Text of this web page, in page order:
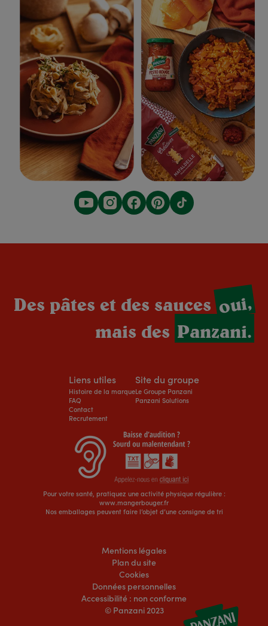
Des pâtes et des saucesoui,
mais des Panzani.
Liens utiles
Histoire de la marque
FAQ
Contact
Recrutement
Site du groupe
Le Groupe Panzani
Panzani Solutions
Pour votre santé, pratiquez une activité physique régulière :
www.mangerbouger.fr
Nos emballages peuvent faire l’objet d’une consigne de tri
Mentions légales
Plan du site
Cookies
Données personnelles
Accessibilité : non conforme
© Panzani 2023